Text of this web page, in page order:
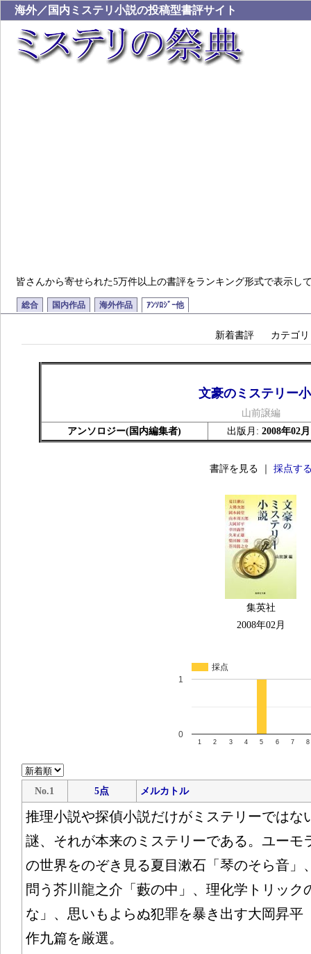
海外／国内ミステリ小説の投稿型書評サイト
皆さんから寄せられた5万件以上の書評をランキング形式で表示し
総合 国内作品 海外作品 ｱﾝｿﾛｼﾞｰ他
新着書評 カテゴリ
文豪のミステリー
山前譲編
アンソロジー(国内編集者)
出版月: 2008年02月
書評を見る ｜ 採点す
集英社
2008年02月
採点
1 2 3 4 5 6 7 8
0
1
No.1 5点 メルカトル
推理小説や探偵小説だけがミステリーではな
謎、それが本来のミステリーである。ユーモ
の世界をのぞき見る夏目漱石「琴のそら音」
問う芥川龍之介「藪の中」、理化学トリック
な」、思いもよらぬ犯罪を暴き出す大岡昇平
作九篇を厳選。